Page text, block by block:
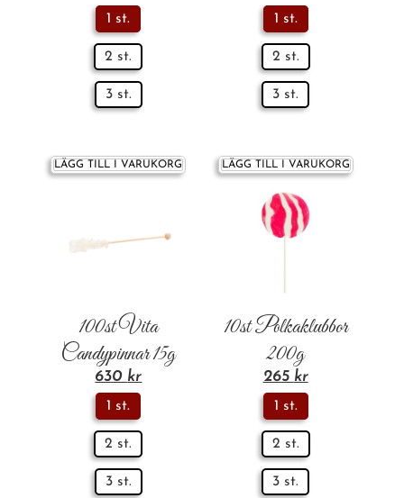
1 st.
2 st.
3 st.
LÄGG TILL I VARUKORG
1 st.
2 st.
3 st.
LÄGG TILL I VARUKORG
100st Vita
Candypinnar 15g
630 kr
1 st.
2 st.
3 st.
10st Polkaklubbor
200g
265 kr
1 st.
2 st.
3 st.